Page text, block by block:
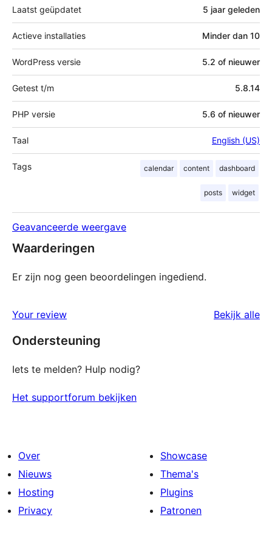
Laatst geüpdatet 5 jaar geleden
Actieve installaties Minder dan 10
WordPress versie 5.2 of nieuwer
Getest t/m 5.8.14
PHP versie 5.6 of nieuwer
Taal English (US)
Tags calendar content dashboard
posts widget
Geavanceerde weergave
Waarderingen
Er zijn nog geen beoordelingen ingediend.
Your review Bekijk alle
Ondersteuning
Iets te melden? Hulp nodig?
Het supportforum bekijken
Over
Nieuws
Hosting
Privacy
Showcase
Thema's
Plugins
Patronen